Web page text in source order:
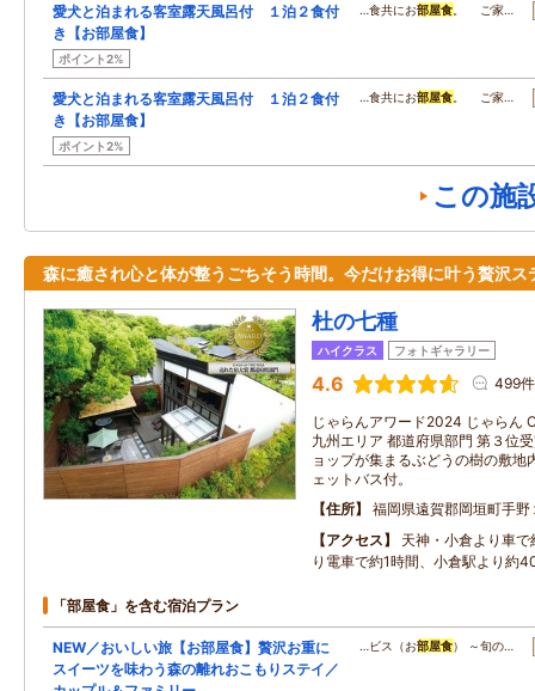
愛犬と泊まれる客室露天風呂付 １泊２食付
き【お部屋食】
ポイント2%
…食共にお部屋食 。 ご家…
愛犬と泊まれる客室露天風呂付 １泊２食付
き【お部屋食】
ポイント2%
…食共にお部屋食 。 ご家…
この施
森に癒され心と体が整うごちそう時間。今だけお得に叶う贅沢ス
杜の七種
ハイクラス フォトギャラリー
4.6 499件
じゃらんアワード2024 じゃらん
九州エリア 都道府県部門 第３位
ョップが集まるぶどうの樹の敷地
ェットバス付。
住所
福岡県遠賀郡岡垣町手野
アクセス
天神・小倉より車
り電車で約1時間、小倉駅より約
「部屋食」を含む宿泊プラン
NEW／おいしい旅【お部屋食】贅沢お重に
スイーツを味わう森の離れおこもりステイ／
…ビス（お部屋食） ～旬の…